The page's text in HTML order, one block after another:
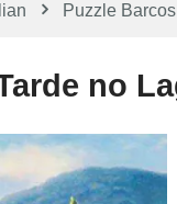
Puzzle Barcos
no